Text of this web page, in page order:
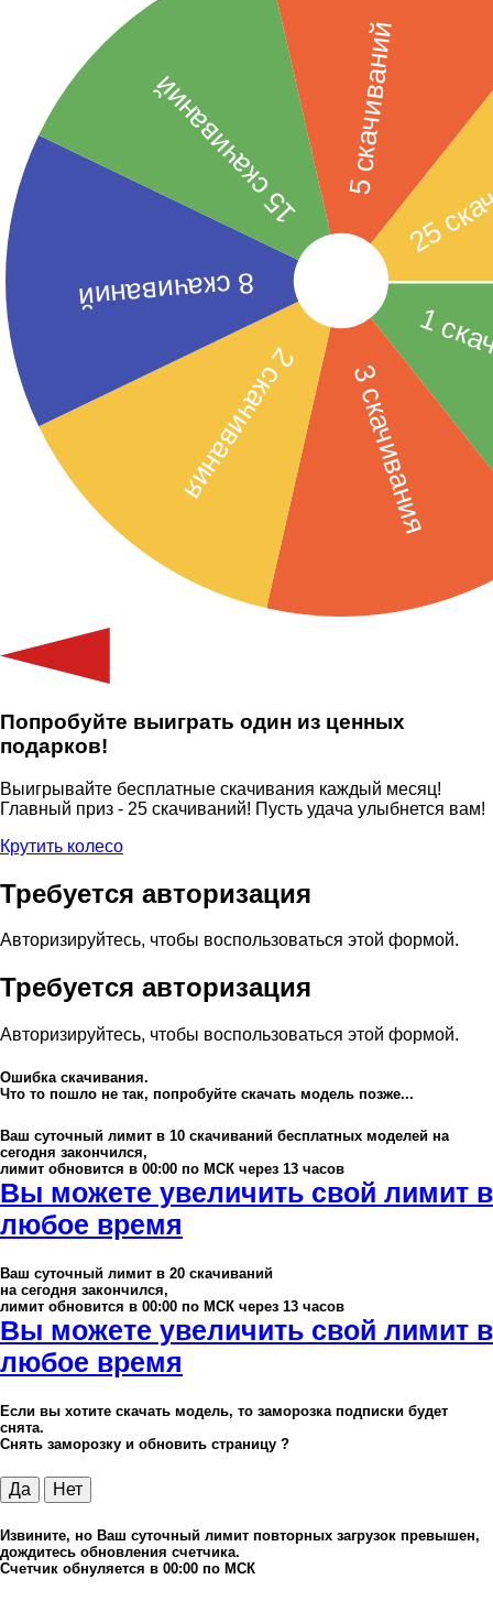
Попробуйте выиграть один из ценных
подарков!
Выигрывайте бесплатные скачивания каждый месяц!
Главный приз - 25 скачиваний! Пусть удача улыбнется вам!
Крутить колесо
Требуется авторизация
Авторизируйтесь, чтобы воспользоваться этой формой.
Требуется авторизация
Авторизируйтесь, чтобы воспользоваться этой формой.
Ошибка скачивания.
Что то пошло не так, попробуйте скачать модель позже...
Ваш суточный лимит в 10 скачиваний бесплатных моделей на
сегодня закончился,
лимит обновится в 00:00 по МСК через 13 часов
Вы можете увеличить свой лимит в
любое время
Ваш суточный лимит в 20 скачиваний
на сегодня закончился,
лимит обновится в 00:00 по МСК через 13 часов
Вы можете увеличить свой лимит в
любое время
Если вы хотите скачать модель, то заморозка подписки будет
снята.
Снять заморозку и обновить страницу ?
Да Нет
Извините, но Ваш суточный лимит повторных загрузок превышен,
дождитесь обновления счетчика.
Счетчик обнуляется в 00:00 по МСК